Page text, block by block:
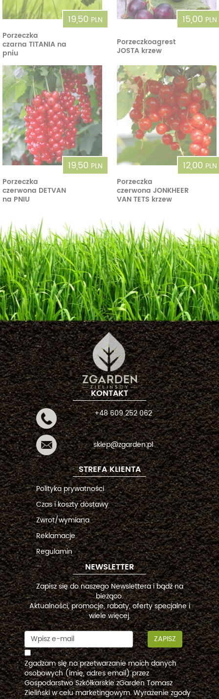
19,50 PLN
Porzeczka
czarna TITANIA na
pniu
15,00 PLN
Porzeczkoagrest
JOSTA krzew
19,50 PLN
Porzeczka
czerwona DETVAN
na PNIU
12,00 PLN
Porzeczka
czerwona JONKHEER
VAN TETS krzew
KONTAKT
+48 609 252 062
sklep@zgarden.pl
STREFA KLIENTA
Polityka prywatności
Czas i koszty dostawy
Zwrot/wymiana
Reklamacje
Regulamin
NEWSLETTER
Zapisz się do naszego Newslettera i bądź na
bieżąco.
Aktualności, promocje, rabaty, oferty specjalne i
wiele więcej.
ZAPISZ
Zgadzam się na przetwarzanie moich danych
osobowych (imię, adres email) przez
Gospodarstwo Szkółkarskie zGarden Tomasz
Zieliński w celu marketingowym. Wyrażenie zgody